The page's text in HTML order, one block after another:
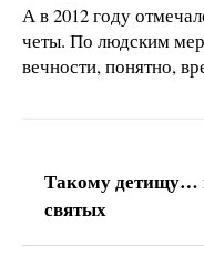
А в 2012 году
четы. По людским
вечности, понятно,
Такому детищу…
святых